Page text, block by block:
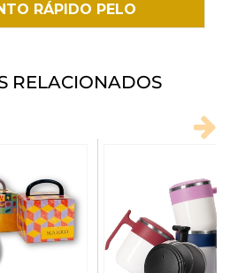
RÁPIDO PELO
RELACIONADOS